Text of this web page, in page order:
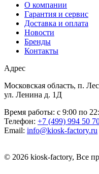
О компании
Гарантия и сервис
Доставка и оплата
Новости
Бренды
Контакты
Адрес
Московская область, п.
ул. Ленина д. 1Д
Время работы: с 9:00 по
Телефон: +7 (499) 994 50
Email: info@kiosk-factory.ru
© 2026 kiosk-factory, Все